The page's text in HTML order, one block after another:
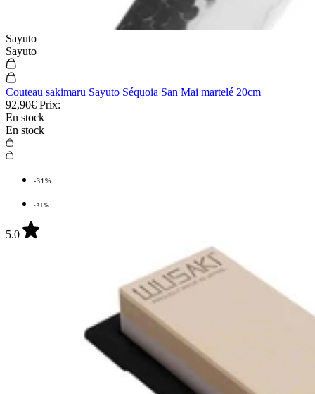
Sayuto
Sayuto
Couteau sakimaru Sayuto Séquoia San Mai martelé 20cm
92,90€ Prix:
En stock
En stock
-31%
-31%
5.0